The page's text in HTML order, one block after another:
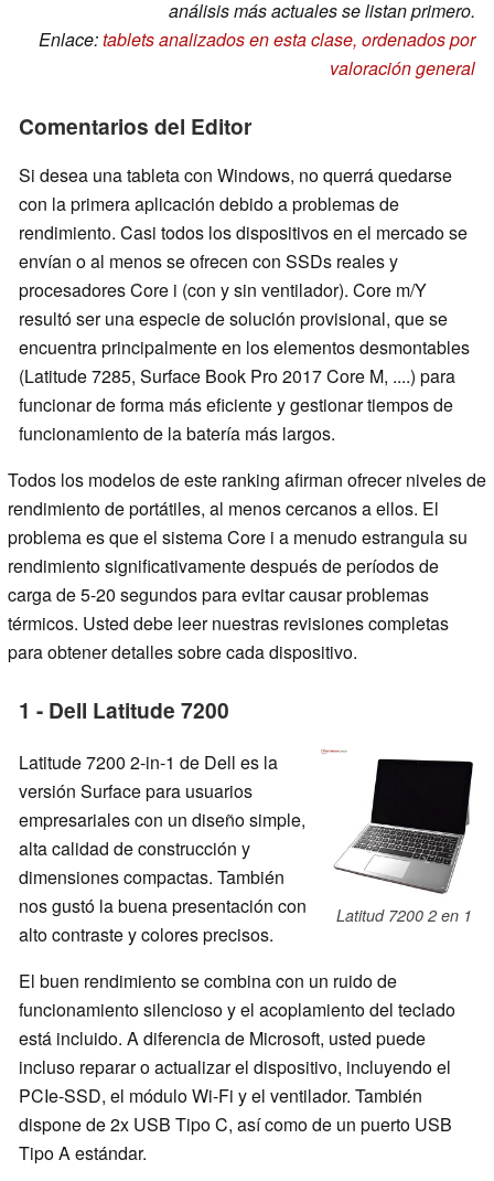
análisis más actuales se listan primero.
Enlace:tablets analizados en esta clase, ordenados por
valoración general
Comentarios del Editor
Si desea una tableta con Windows, no querrá quedarse
con la primera aplicación debido a problemas de
rendimiento. Casi todos los dispositivos en el mercado se
envían o al menos se ofrecen con SSDs reales y
procesadores Core i (con y sin ventilador). Core m/Y
resultó ser una especie de solución provisional, que se
encuentra principalmente en los elementos desmontables
(Latitude 7285, Surface Book Pro 2017 Core M, ....) para
funcionar de forma más eficiente y gestionar tiempos de
funcionamiento de la batería más largos.
Todos los modelos de este ranking afirman ofrecer niveles de
rendimiento de portátiles, al menos cercanos a ellos. El
problema es que el sistema Core i a menudo estrangula su
rendimiento significativamente después de períodos de
carga de 5-20 segundos para evitar causar problemas
térmicos. Usted debe leer nuestras revisiones completas
para obtener detalles sobre cada dispositivo.
1 - Dell Latitude 7200
Latitud 7200 2 en 1
Latitude 7200 2-in-1 de Dell es la
versión Surface para usuarios
empresariales con un diseño simple,
alta calidad de construcción y
dimensiones compactas. También
nos gustó la buena presentación con
alto contraste y colores precisos.
El buen rendimiento se combina con un ruido de
funcionamiento silencioso y el acoplamiento del teclado
está incluido. A diferencia de Microsoft, usted puede
incluso reparar o actualizar el dispositivo, incluyendo el
PCIe-SSD, el módulo Wi-Fi y el ventilador. También
dispone de 2x USB Tipo C, así como de un puerto USB
Tipo A estándar.